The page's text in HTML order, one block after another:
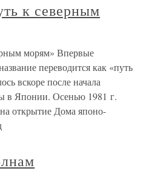
к северным
морям» Впервые
переводится как «путь
вскоре после начала
в Японии. Осенью 1981 г.
открытие Дома японо-